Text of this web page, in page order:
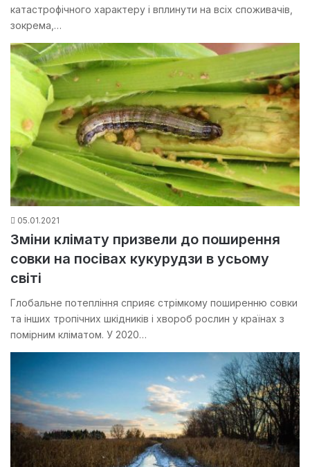
катастрофічного характеру і вплинути на всіх споживачів,
зокрема,…
05.01.2021
Зміни клімату призвели до поширення
совки на посівах кукурудзи в усьому
світі
Глобальне потепління сприяє стрімкому поширенню совки
та інших тропічних шкідників і хвороб рослин у країнах з
помірним кліматом. У 2020…